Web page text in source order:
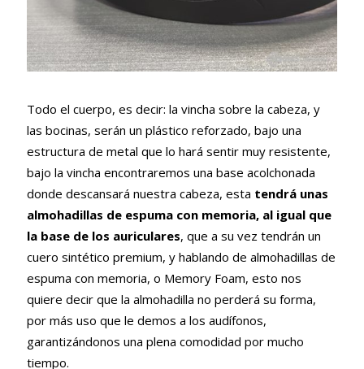
Todo el cuerpo, es decir: la vincha sobre la cabeza, y
las bocinas, serán un plástico reforzado, bajo una
estructura de metal que lo hará sentir muy resistente,
bajo la vincha encontraremos una base acolchonada
donde descansará nuestra cabeza, esta tendrá unas
almohadillas de espuma con memoria, al igual que
la base de los auriculares, que a su vez tendrán un
cuero sintético premium, y hablando de almohadillas de
espuma con memoria, o Memory Foam, esto nos
quiere decir que la almohadilla no perderá su forma,
por más uso que le demos a los audífonos,
garantizándonos una plena comodidad por mucho
tiempo.